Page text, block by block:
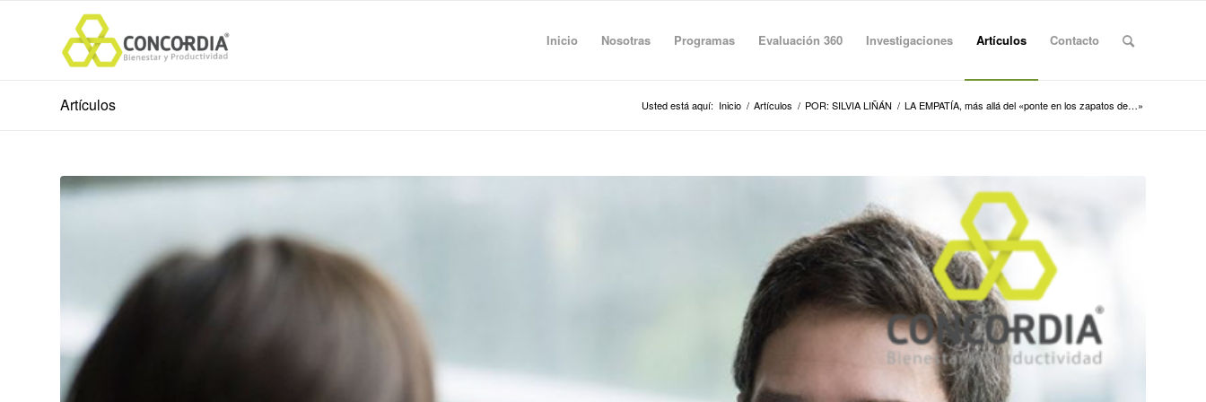
Inicio Nosotras Programas Evaluación 360 Investigaciones Artículos Contacto
Artículos Usted está aquí: Inicio / Artículos / POR: SILVIA LIÑÁN / LA EMPATÍA, más allá del «ponte en los zapatos de…»